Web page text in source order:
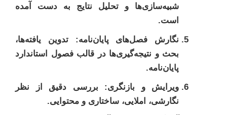
شبیه‌سازی‌ها و تحلیل نتایج به دست آمده
است.
نگارش فصل‌های پایان‌نامه: تدوین یافته‌ها،
بحث و نتیجه‌گیری‌ها در قالب فصول استاندارد
پایان‌نامه.
ویرایش و بازنگری: بررسی دقیق از نظر
نگارشی، املایی، ساختاری و محتوایی.